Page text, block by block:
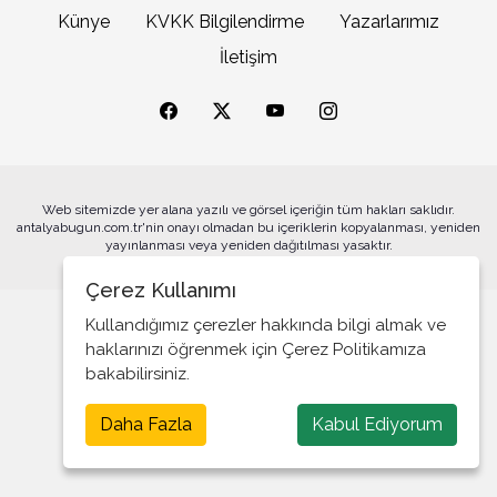
Koltuğun Gücü Ya da Tabanın İradesi!
İç Cephe Tahkimi Bir Zorunluluktur! (I)
Hak Nerdeyse Siz Orda Olun! (Bir Dava Adamı:
Muhsin Yazıcıoğlu! (II. Kısım)
Bir Dava Adamı: Muhsin Yazıcıoğlu! (I)
Gerçeğe Talip Olanlar, Bedel Ödemeyi Göze
Bir Alimin Ölümü, Bir Alemin Ölümü Gibidir
Paratoner ve Dua
kısırlaştırma hizmeti
Alanya’da tatilciler deniz ve güneşin tadını çıkardı
Manavgat’ta sokak hayvanlarına 75 dönümlük yaşam
alanı
Künye KVKK Bilgilendirme
Yazarlarımız
İletişim
Web sitemizde yer alana yazılı ve görsel içeriğin tüm hakları saklıdır.
antalyabugun.com.tr'nin onayı olmadan bu içeriklerin kopyalanması, yeniden
yayınlanması veya yeniden dağıtılması yasaktır.
Çerez Kullanımı
Kullandığımız çerezler hakkında bilgi almak ve
haklarınızı öğrenmek için Çerez Politikamıza
bakabilirsiniz.
Daha Fazla Kabul Ediyorum